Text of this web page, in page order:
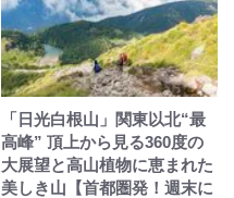
「日光白根山」関東以北“最
高峰” 頂上から見る360度の
大展望と高山植物に恵まれた
美しき山【首都圏発！週末に